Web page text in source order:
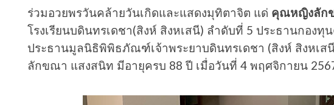
ร่วมอวยพรวันคล้ายวันเกิดและแสดงมุทิตาจิต แด่ คุณหญิงลัก
โรงเรียนบดินทรเดชา(สิงห์ สิงหเสนี) ลำดับที่ 5 ประธานกองทุ
ประธานมูลนิธิพิพิธภัณฑ์เจ้าพระยาบดินทรเดชา (สิงห์ สิงหเ
ลักขณา แสงสนิท มีอายุครบ 88 ปี เมื่อวันที่ 4 พฤศจิกายน